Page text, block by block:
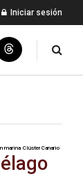
Iniciar sesión
marina Clúster Canario